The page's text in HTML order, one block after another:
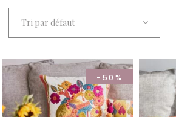
Tri par défaut
-50%